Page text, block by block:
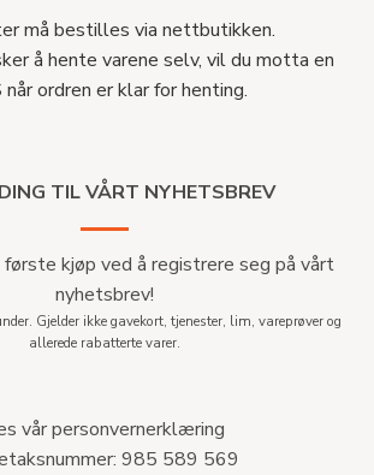
må bestilles via nettbutikken.
å hente varene selv, vil du motta en
når ordren er klar for henting.
TIL VÅRT NYHETSBREV
kjøp ved å registrere seg på vårt
nyhetsbrev!
Gjelder ikke gavekort, tjenester, lim, vareprøver og
allerede rabatterte varer.
vår personvernerklæring
985 589 569